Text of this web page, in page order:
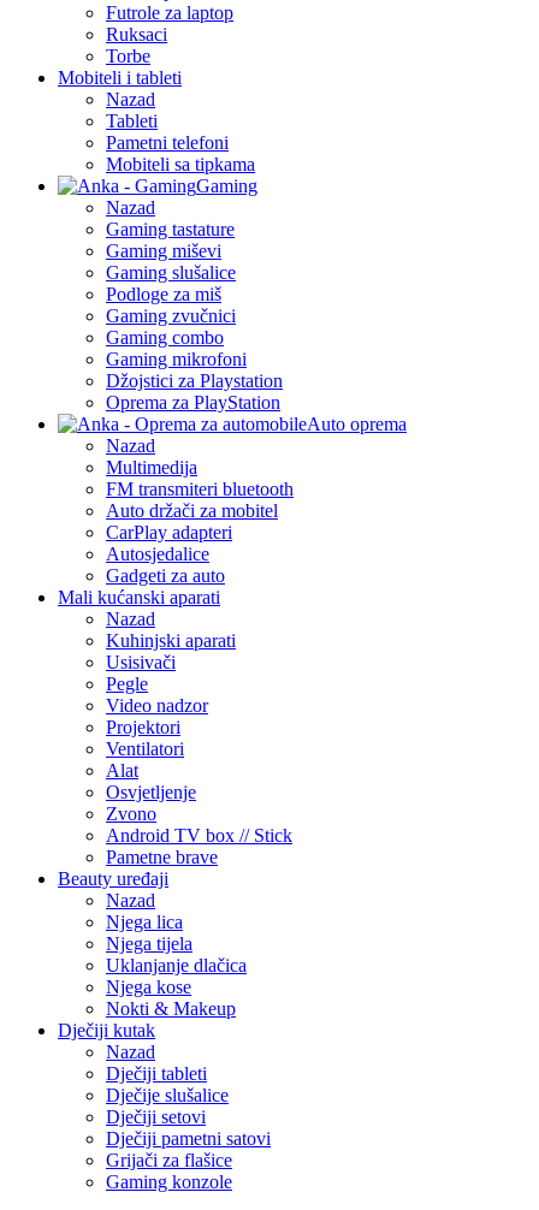
Futrole za laptop
Ruksaci
Torbe
Mobiteli i tableti
Nazad
Tableti
Pametni telefoni
Mobiteli sa tipkama
Gaming
Nazad
Gaming tastature
Gaming miševi
Gaming slušalice
Podloge za miš
Gaming zvučnici
Gaming combo
Gaming mikrofoni
Džojstici za Playstation
Oprema za PlayStation
Auto oprema
Nazad
Multimedija
FM transmiteri bluetooth
Auto držači za mobitel
CarPlay adapteri
Autosjedalice
Gadgeti za auto
Mali kućanski aparati
Nazad
Kuhinjski aparati
Usisivači
Pegle
Video nadzor
Projektori
Ventilatori
Alat
Osvjetljenje
Zvono
Android TV box // Stick
Pametne brave
Beauty uređaji
Nazad
Njega lica
Njega tijela
Uklanjanje dlačica
Njega kose
Nokti & Makeup
Dječiji kutak
Nazad
Dječiji tableti
Dječije slušalice
Dječiji setovi
Dječiji pametni satovi
Grijači za flašice
Gaming konzole